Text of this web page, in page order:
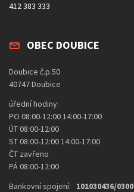
412 383 333
OBEC DOUBICE
Doubice č.p.50
40747 Doubice
úřední hodiny:
PO 08:00-12:00 14:00-17:00
ÚT 08:00-12:00
ST 08:00-12:00 14:00-17:00
ČT zavřeno
PÁ 08:00-12:00
Bankovní spojení: 101030436/0300